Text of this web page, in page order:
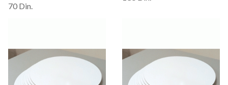
70 Din.